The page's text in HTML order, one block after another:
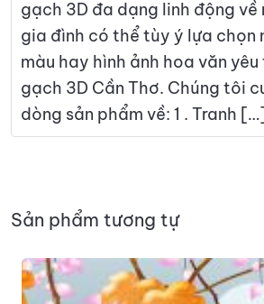
gạch 3D đa dạng linh động về
gia đình có thể tùy ý lựa chọn
màu hay hình ảnh hoa văn
gạch 3D Cần Thơ. Chúng tôi
dòng sản phẩm về: 1 . Tranh
Sản phẩm tương tự